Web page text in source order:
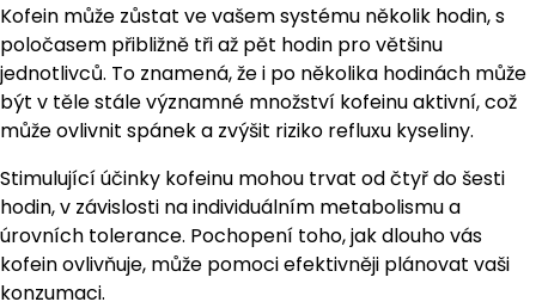
Kofein může zůstat ve vašem systému několik hodin, s
poločasem přibližně tři až pět hodin pro většinu
jednotlivců. To znamená, že i po několika hodinách může
být v těle stále významné množství kofeinu aktivní, což
může ovlivnit spánek a zvýšit riziko refluxu kyseliny.
Stimulující účinky kofeinu mohou trvat od čtyř do šesti
hodin, v závislosti na individuálním metabolismu a
úrovních tolerance. Pochopení toho, jak dlouho vás
kofein ovlivňuje, může pomoci efektivněji plánovat vaši
konzumaci.